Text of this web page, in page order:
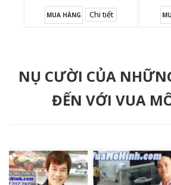
MUA HÀNG Chi tiết
NỤ CƯỜI CỦA
ĐẾN VỚI VUA